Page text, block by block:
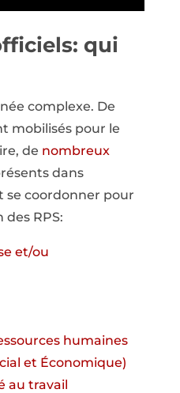
qui
complexe. De
mobilisés pour le
de nombreux
dans
se coordonner pour
RPS:
et/ou
humaines
et Économique)
au travail